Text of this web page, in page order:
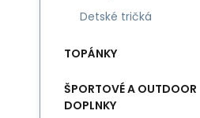
Detské tričká
TOPÁNKY
ŠPORTOVÉ A OUTDOOR
DOPLNKY